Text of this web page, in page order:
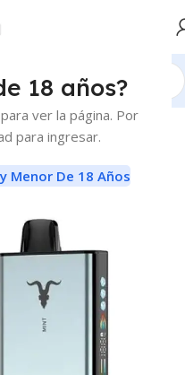
18 años?
ver la página. Por
para ingresar.
Menor De 18 Años